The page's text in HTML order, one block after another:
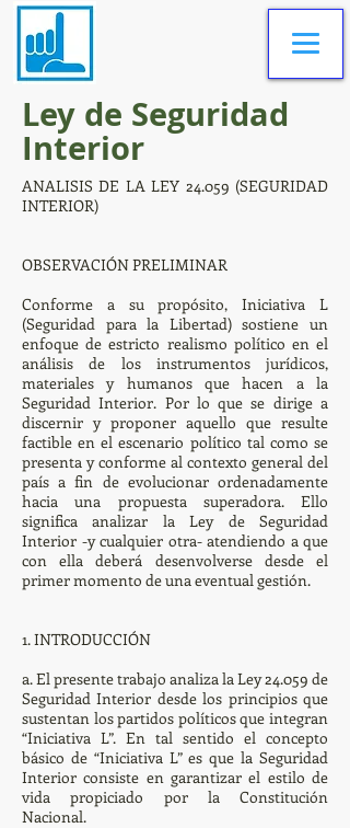
Ley de Seguridad
Interior
ANALISIS DE LA LEY 24.059 (SEGURIDAD
INTERIOR)
OBSERVACIÓN PRELIMINAR
Conforme a su propósito, Iniciativa L
(Seguridad para la Libertad) sostiene un
enfoque de estricto realismo político en el
análisis de los instrumentos jurídicos,
materiales y humanos que hacen a la
Seguridad Interior. Por lo que se dirige a
discernir y proponer aquello que resulte
factible en el escenario político tal como se
presenta y conforme al contexto general del
país a fin de evolucionar ordenadamente
hacia una propuesta superadora. Ello
significa analizar la Ley de Seguridad
Interior -y cualquier otra- atendiendo a que
con ella deberá desenvolverse desde el
primer momento de una eventual gestión.
1. INTRODUCCIÓN
a. El presente trabajo analiza la Ley 24.059 de
Seguridad Interior desde los principios que
sustentan los partidos políticos que integran
“Iniciativa L”. En tal sentido el concepto
básico de “Iniciativa L” es que la Seguridad
Interior consiste en garantizar el estilo de
vida propiciado por la Constitución
Nacional.